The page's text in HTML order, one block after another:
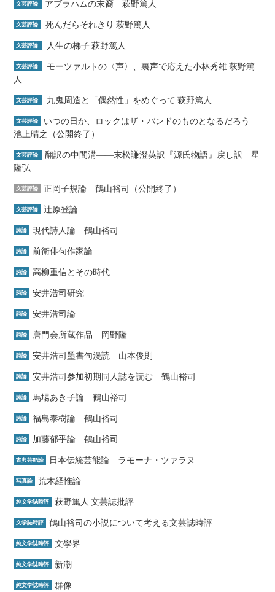
文芸評論 アブラハムの末裔 萩野篤人
文芸評論 死んだらそれきり 萩野篤人
文芸評論 人生の梯子 萩野篤人
文芸評論
モーツァルトの〈声〉、裏声で応えた小林秀雄 萩野篤
人
文芸評論 九鬼周造と「偶然性」をめぐって 萩野篤人
文芸評論
いつの日か、ロックはザ・バンドのものとなるだろう
池上晴之（公開終了）
文芸評論
翻訳の中間溝――末松謙澄英訳『源氏物語』戻し訳 星
隆弘
文芸評論 正岡子規論 鶴山裕司（公開終了）
文芸評論 辻原登論
詩論 現代詩人論 鶴山裕司
詩論 前衛俳句作家論
詩論 高柳重信とその時代
詩論 安井浩司研究
詩論 安井浩司論
詩論 唐門会所蔵作品 岡野隆
詩論 安井浩司墨書句漫読 山本俊則
詩論 安井浩司参加初期同人誌を読む 鶴山裕司
詩論 馬場あき子論 鶴山裕司
詩論 福島泰樹論 鶴山裕司
詩論 加藤郁乎論 鶴山裕司
古典芸能論 日本伝統芸能論 ラモーナ・ツァラヌ
写真論 荒木経惟論
純文学誌時評 萩野篤人 文芸誌批評
文学誌時評 鶴山裕司の小説について考える文芸誌時評
純文学誌時評 文學界
純文学誌時評 新潮
純文学誌時評 群像